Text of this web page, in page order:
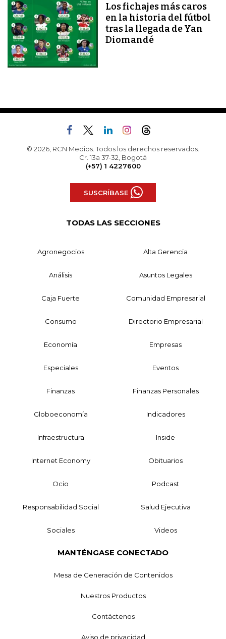
Los fichajes más caros
en la historia del fútbol
tras la llegada de Yan
Diomandé
© 2026, RCN Medios. Todos los derechos reservados.
Cr. 13a 37-32, Bogotá
(+57) 1 4227600
SUSCRÍBASE
TODAS LAS SECCIONES
Agronegocios Alta Gerencia
Análisis Asuntos Legales
Caja Fuerte Comunidad Empresarial
Consumo Directorio Empresarial
Economía Empresas
Especiales Eventos
Finanzas Finanzas Personales
Globoeconomía Indicadores
Infraestructura Inside
Internet Economy Obituarios
Ocio Podcast
Responsabilidad Social Salud Ejecutiva
Sociales Videos
MANTÉNGASE CONECTADO
Mesa de Generación de Contenidos
Nuestros Productos
Contáctenos
Aviso de privacidad